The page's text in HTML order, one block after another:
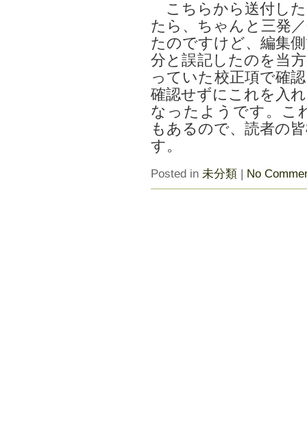
こちらから送付し
たら、ちゃんと三発
たのですけど、編集
分と誤記したのを当
っていた校正項で確
確認せずにこれを入
なったようです。こ
もあるので、読者の
す。
Posted in 未分類 | No